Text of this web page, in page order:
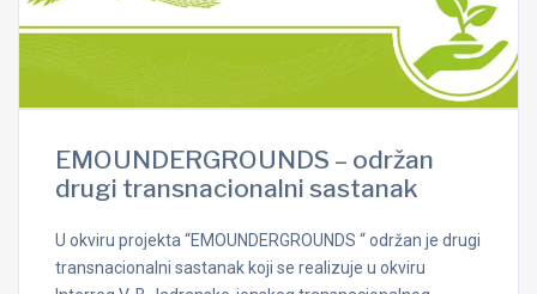
EMOUNDERGROUNDS – održan
drugi transnacionalni sastanak
U okviru projekta “EMOUNDERGROUNDS “ održan je drugi
transnacionalni sastanak koji se realizuje u okviru